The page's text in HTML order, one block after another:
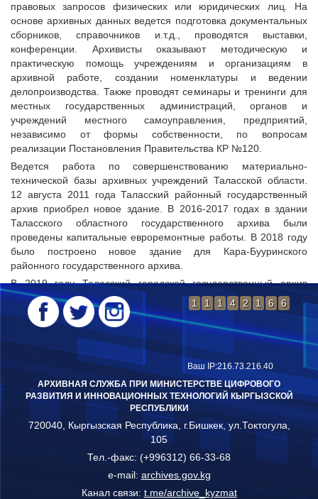
правовых запросов физических или юридических лиц. На
основе архивных данных ведется подготовка документальных
сборников, справочников и.т.д., проводятся выставки,
конференции. Архивисты оказывают методическую и
практическую помощь учреждениям и организациям в
архивной работе, создании номенклатуры и ведении
делопроизводства. Также проводят семинары и тренинги для
местных государственных администраций, органов и
учреждений местного самоуправления, предприятий,
независимо от формы собственности, по вопросам
реализации Постановления Правительства КР №120.
Ведется работа по совершенствованию материально-
технической базы архивных учреждений Таласской области.
12 августа 2011 года Таласский районный государственный
архив приобрел новое здание. В 2016-2017 годах в здании
Таласского областного государственного архива были
проведены капитальные евроремонтные работы. В 2018 году
было построено новое здание для Кара-Бууринского
районного государственного архива.
В 2019 году Таласский городской государственный архив
приобрел новое здание, в 2023 году началось строительство
дополнительного хранилища и капитальный ремонт старого
здания Таласского городского и Бакай-Атинского районного
государственных архивов.
1 1 1 4 2 1 6 6
Ваш IP:216.73.216.40
АРХИВНАЯ СЛУЖБА ПРИ МИНИСТЕРСТВЕ ЦИФРОВОГО
РАЗВИТИЯ И ИННОВАЦИОННЫХ ТЕХНОЛОГИЙ КЫРГЫЗСКОЙ
РЕСПУБЛИКИ
720040, Кыргызская Республика, г.Бишкек, ул.Токтогула,
105
Тел.-факс: (+996312) 66-33-68
e-mail: archives.gov.kg
Канал связи: t.me/archive_kyzmat